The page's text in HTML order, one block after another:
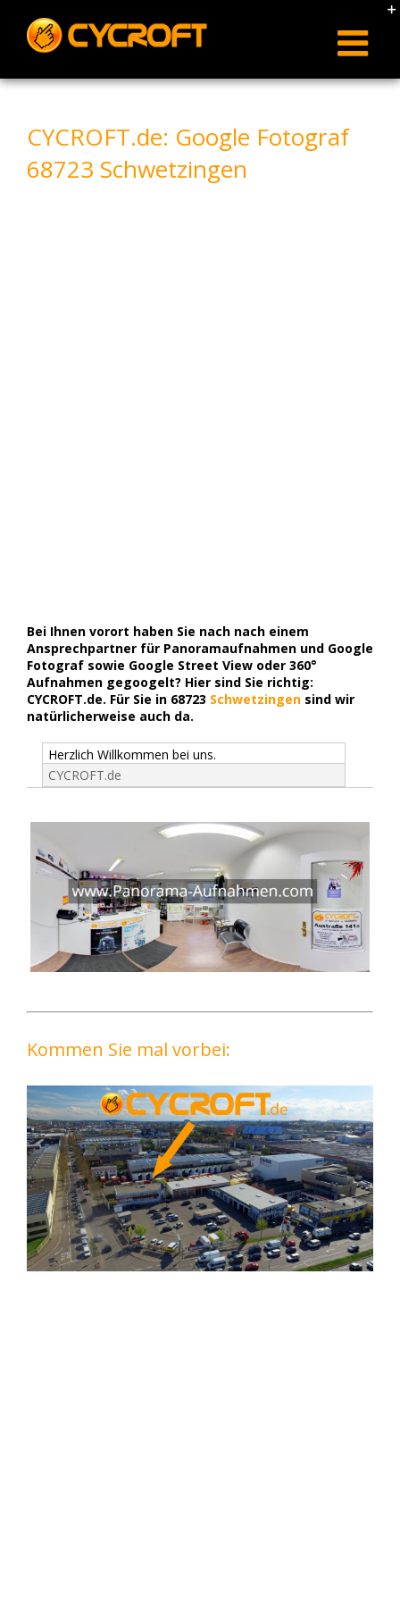
content
CYCROFT.de: Google Fotograf
68723 Schwetzingen
Bei Ihnen vorort haben Sie nach nach einem
Ansprechpartner für Panoramaufnahmen und Google
Fotograf sowie Google Street View oder 360°
Aufnahmen gegoogelt? Hier sind Sie richtig:
CYCROFT.de. Für Sie in 68723 Schwetzingen sind wir
natürlicherweise auch da.
Herzlich Willkommen bei uns.
CYCROFT.de
Kommen Sie mal vorbei: